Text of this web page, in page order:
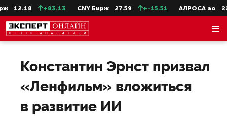
12.18 +83.13 CNY Бирж 27.59 +-15.51 АЛРОСА ао
Константин Эрнст призвал
«Ленфильм» вложиться
в развитие ИИ